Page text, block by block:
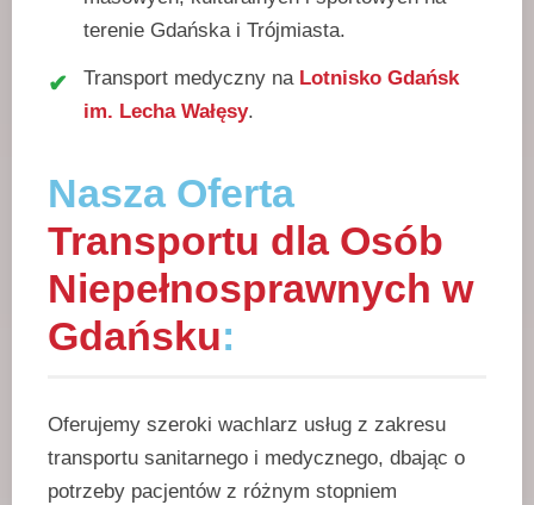
terenie Gdańska i Trójmiasta.
Transport medyczny na Lotnisko Gdańsk
im. Lecha Wałęsy.
Nasza Oferta
Transportu dla Osób
Niepełnosprawnych w
Gdańsku:
Oferujemy szeroki wachlarz usług z zakresu
transportu sanitarnego i medycznego, dbając o
potrzeby pacjentów z różnym stopniem